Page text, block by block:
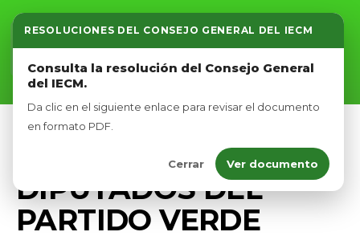
RESOLUCIONES DEL CONSEJO GENERAL DEL IECM
Consulta la resolución del Consejo General
del IECM.
Da clic en el siguiente enlace para revisar el documento
en formato PDF.
Cerrar Ver documento
Inicio
Nosotros
Afíliate
DIPUTADOS DEL
PARTIDO VERDE